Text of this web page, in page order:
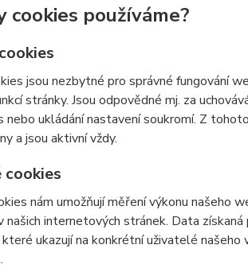
cookies používáme?
jsou nezbytné pro správné fungování
stránky. Jsou odpovědné mj. za
nebo ukládání nastavení soukromí. Z
a jsou aktivní vždy.
nám umožňují měření výkonu našeho
našich internetových stránek. Data
ukazují na konkrétní uživatelé